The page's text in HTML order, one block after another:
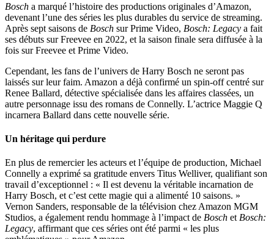
Bosch a marqué l’histoire des productions originales d’Amazon,
devenant l’une des séries les plus durables du service de streaming.
Après sept saisons de Bosch sur Prime Video, Bosch: Legacy a fait
ses débuts sur Freevee en 2022, et la saison finale sera diffusée à la
fois sur Freevee et Prime Video.
Cependant, les fans de l’univers de Harry Bosch ne seront pas
laissés sur leur faim. Amazon a déjà confirmé un spin-off centré sur
Renee Ballard, détective spécialisée dans les affaires classées, un
autre personnage issu des romans de Connelly. L’actrice Maggie Q
incarnera Ballard dans cette nouvelle série.
Un héritage qui perdure
En plus de remercier les acteurs et l’équipe de production, Michael
Connelly a exprimé sa gratitude envers Titus Welliver, qualifiant son
travail d’exceptionnel : « Il est devenu la véritable incarnation de
Harry Bosch, et c’est cette magie qui a alimenté 10 saisons. »
Vernon Sanders, responsable de la télévision chez Amazon MGM
Studios, a également rendu hommage à l’impact de Bosch et Bosch:
Legacy, affirmant que ces séries ont été parmi « les plus